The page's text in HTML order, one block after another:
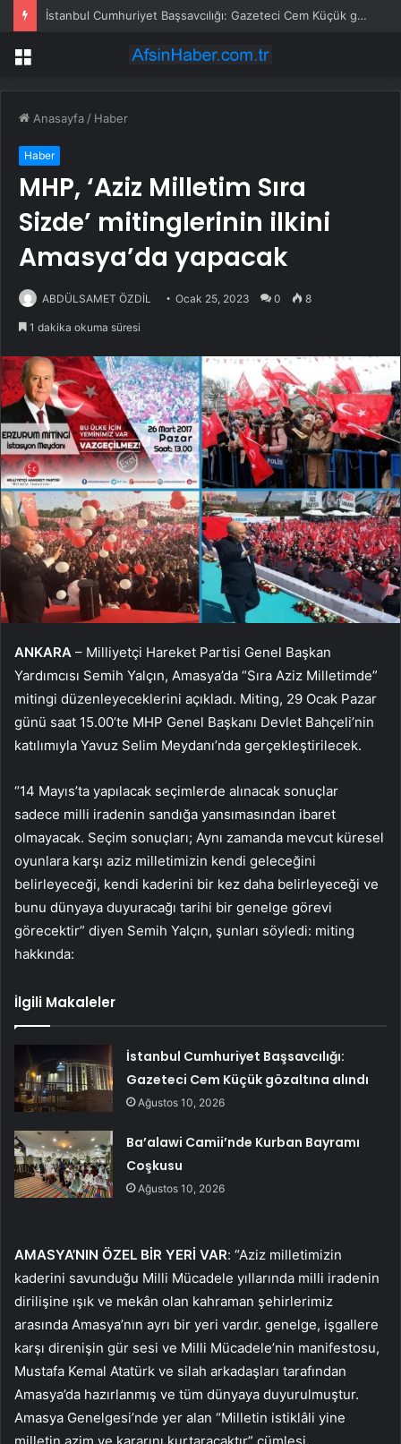
İstanbul Cumhuriyet Başsavcılığı: Gazeteci Cem Küçük gözaltına alındı
Menü
Anasayfa / Haber
Haber
MHP, ‘Aziz Milletim Sıra
Sizde’ mitinglerinin ilkini
Amasya’da yapacak
ABDÜLSAMET ÖZDİL Ocak 25, 2023 0 8
1 dakika okuma süresi
ANKARA – Milliyetçi Hareket Partisi Genel Başkan
Yardımcısı Semih Yalçın, Amasya’da “Sıra Aziz Milletimde”
mitingi düzenleyeceklerini açıkladı. Miting, 29 Ocak Pazar
günü saat 15.00’te MHP Genel Başkanı Devlet Bahçeli’nin
katılımıyla Yavuz Selim Meydanı’nda gerçekleştirilecek.
“14 Mayıs’ta yapılacak seçimlerde alınacak sonuçlar
sadece milli iradenin sandığa yansımasından ibaret
olmayacak. Seçim sonuçları; Aynı zamanda mevcut küresel
oyunlara karşı aziz milletimizin kendi geleceğini
belirleyeceği, kendi kaderini bir kez daha belirleyeceği ve
bunu dünyaya duyuracağı tarihi bir genelge görevi
görecektir” diyen Semih Yalçın, şunları söyledi: miting
hakkında:
İlgili Makaleler
İstanbul Cumhuriyet Başsavcılığı:
Gazeteci Cem Küçük gözaltına alındı
Ağustos 10, 2026
Ba’alawi Camii’nde Kurban Bayramı
Coşkusu
Ağustos 10, 2026
AMASYA’NIN ÖZEL BİR YERİ VAR: “Aziz milletimizin
kaderini savunduğu Milli Mücadele yıllarında milli iradenin
dirilişine ışık ve mekân olan kahraman şehirlerimiz
arasında Amasya’nın ayrı bir yeri vardır. genelge, işgallere
karşı direnişin gür sesi ve Milli Mücadele’nin manifestosu,
Mustafa Kemal Atatürk ve silah arkadaşları tarafından
Amasya’da hazırlanmış ve tüm dünyaya duyurulmuştur.
Amasya Genelgesi’nde yer alan “Milletin istiklâli yine
milletin azim ve kararını kurtaracaktır” cümlesi,